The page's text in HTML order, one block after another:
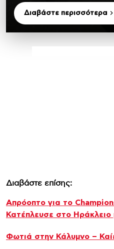
Διαβάστε περισσότερα
Διαβάστε επίσης:
Απρόοπτο για το
Κατέπλευσε στο Ηράκλειο
Φωτιά στην Κάλυμνο –